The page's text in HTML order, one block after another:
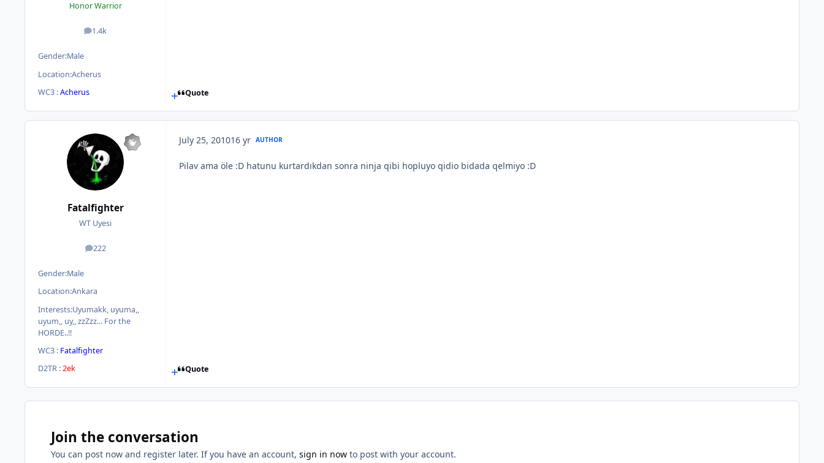
Honor Warrior
1.4k
posts
Gender:Male
Location:Acherus
WC3 :Acherus Quote
Fatalfighter
WT Uyesi
222
posts
Gender:Male
Location:Ankara
Interests:Uyumakk, uyuma,,
uyum,, uy,, zzZzz... For the
HORDE..!!
WC3 : Fatalfighter
D2TR :2ek
July 25, 201016 yr AUTHOR
Pilav ama öle :D hatunu kurtardıkdan sonra ninja qibi hopluyo qidio bidada qelmiyo :D
Quote
Join the conversation
You can post now and register later. If you have an account, sign in now to post with your account.